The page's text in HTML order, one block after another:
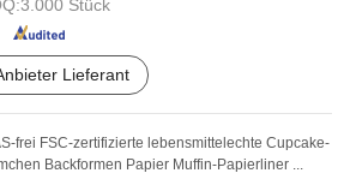
3.000 Stück
Lieferant
frei FSC-zertifizierte lebensmittelechte Cupcake-
Backformen Papier Muffin-Papierliner ...